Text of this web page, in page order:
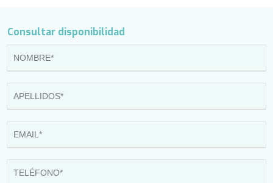
Consultar disponibilidad
LIFE IS GOOD
LUCKY
LUISA
MAIA
MAKANI II
MAMMA MIA
MARALLURE
MARE NOSTRUM
MARICAN FOREVER